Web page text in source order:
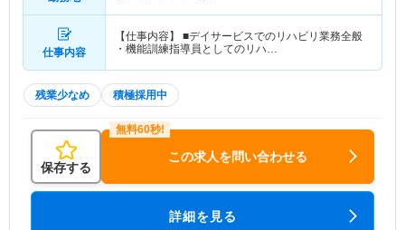
仕事内容
【仕事内容】 ■デイサービスでのリハビリ業務全般
・機能訓練指導員としてのリハ…
残業少なめ 積極採用中
保存する
この求人を問い合わせる
詳細を見る